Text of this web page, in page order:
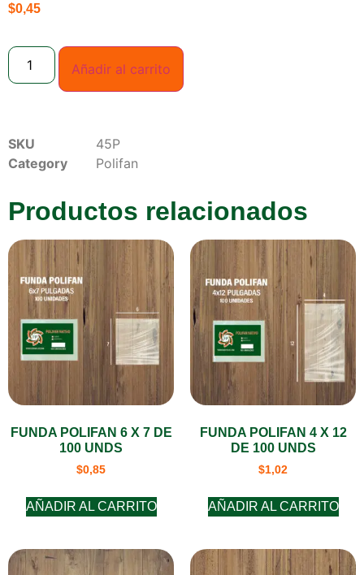
$0,45
Añadir al carrito
SKU
45P
Category
Polifan
Productos relacionados
FUNDA POLIFAN 6 X 7 DE
100 UNDS
$0,85
AÑADIR AL CARRITO
FUNDA POLIFAN 4 X 12
DE 100 UNDS
$1,02
AÑADIR AL CARRITO